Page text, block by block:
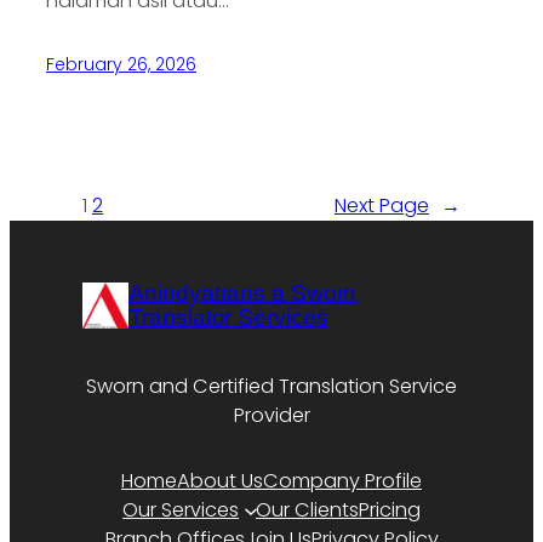
February 26, 2026
1 2 Next Page →
Anindyatrans a Sworn
Translator Services
Sworn and Certified Translation Service
Provider
HomeAbout UsCompany Profile
Our Services
Our ClientsPricing